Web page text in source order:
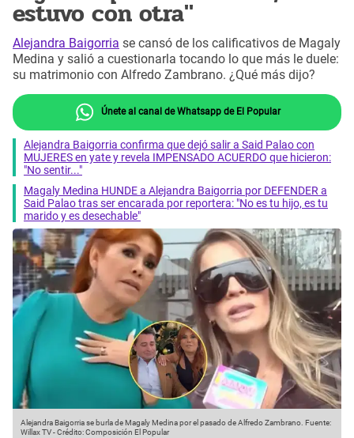
estuvo con otra"
Alejandra Baigorria se cansó de los calificativos de Magaly
Medina y salió a cuestionarla tocando lo que más le duele:
su matrimonio con Alfredo Zambrano. ¿Qué más dijo?
Únete al canal de Whatsapp de El Popular
Alejandra Baigorria confirma que dejó salir a Said Palao con
MUJERES en yate y revela IMPENSADO ACUERDO que hicieron:
"No sentir..."
Magaly Medina HUNDE a Alejandra Baigorria por DEFENDER a
Said Palao tras ser encarada por reportera: "No es tu hijo, es tu
marido y es desechable"
Alejandra Baigorria se burla de Magaly Medina por el pasado de Alfredo Zambrano. Fuente:
Willax TV-Crédito: Composición El Popular